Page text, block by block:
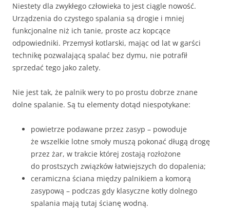
Niestety dla zwykłego człowieka to jest ciągle nowość.
Urządzenia do czystego spalania są drogie i mniej
funkcjonalne niż ich tanie, proste acz kopcące
odpowiedniki. Przemysł kotlarski, mając od lat w garści
technikę pozwalającą spalać bez dymu, nie potrafił
sprzedać tego jako zalety.
Nie jest tak, że palnik wery to po prostu dobrze znane
dolne spalanie. Są tu elementy dotąd niespotykane:
powietrze podawane przez zasyp – powoduje
że wszelkie lotne smoły muszą pokonać długą drogę
przez żar, w trakcie której zostają rozłożone
do prostszych związków łatwiejszych do dopalenia;
ceramiczna ściana między palnikiem a komorą
zasypową – podczas gdy klasyczne kotły dolnego
spalania mają tutaj ścianę wodną.